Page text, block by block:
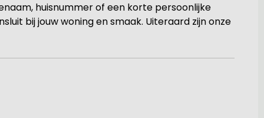
huisnummer of een korte persoonlijke
bij jouw woning en smaak. Uiteraard zijn onze